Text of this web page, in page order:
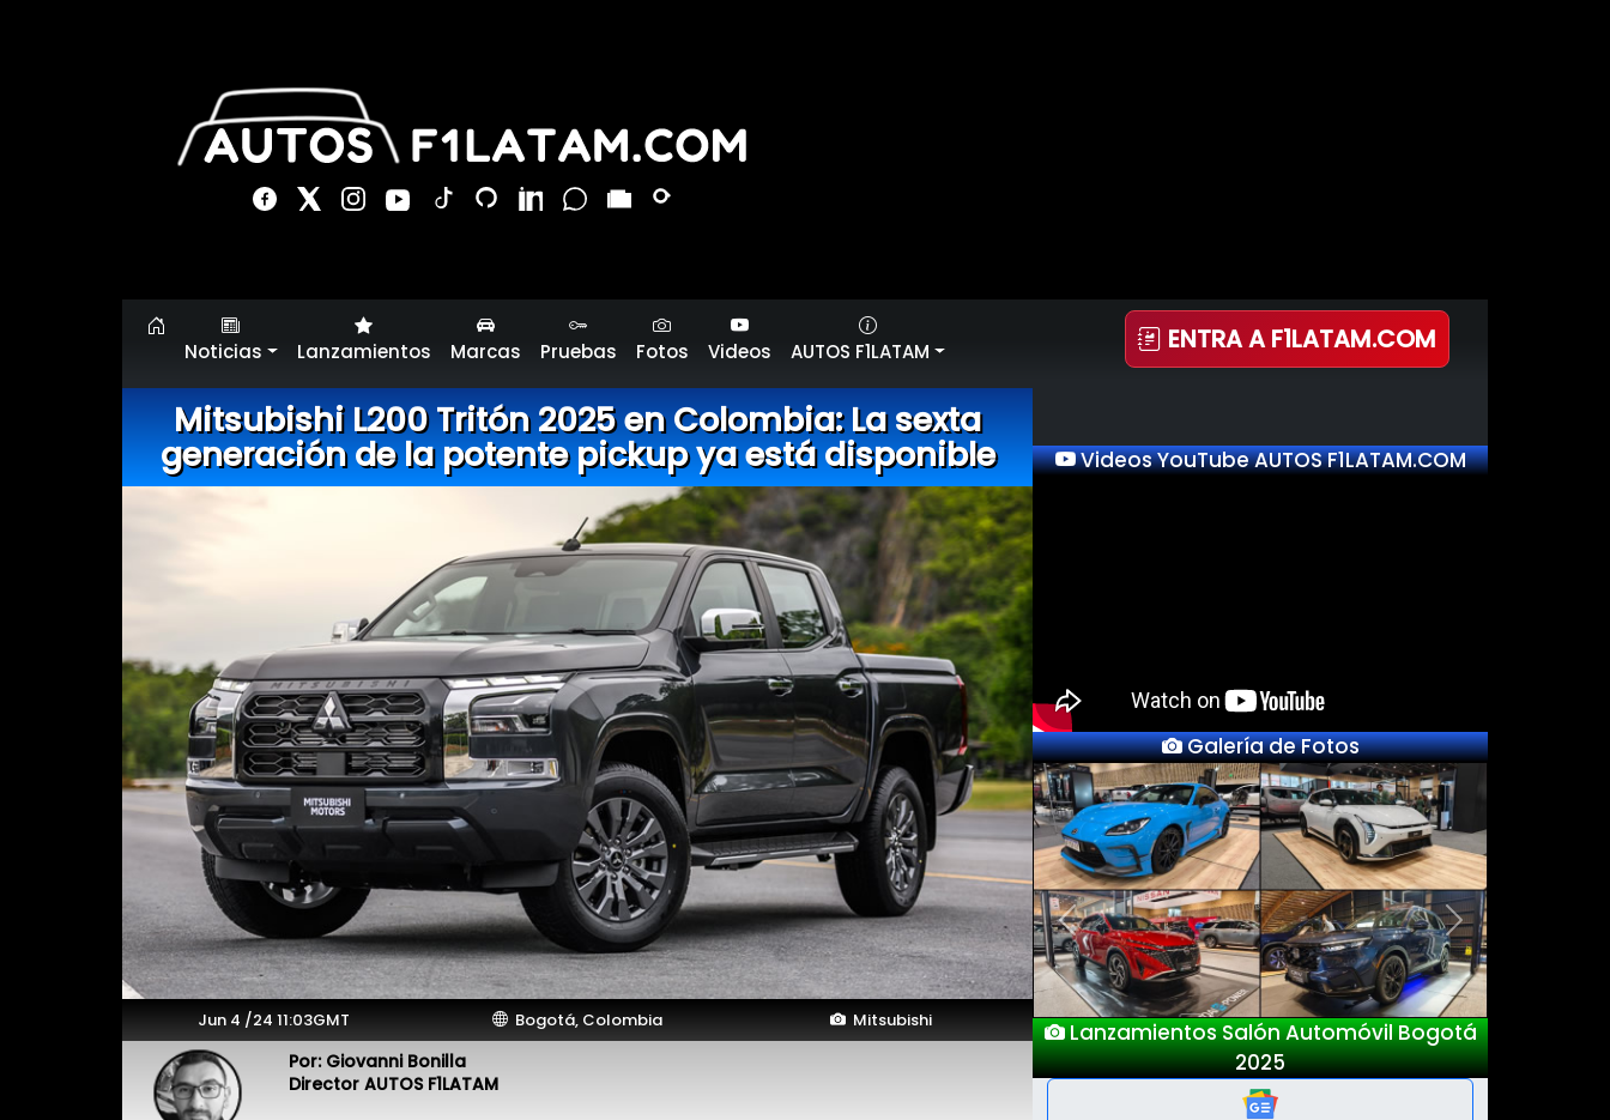
Noticias Lanzamientos Marcas Pruebas Fotos Videos AUTOS F1LATAM ENTRA A F1LATAM.COM
Mitsubishi L200 Tritón 2025 en Colombia: La sexta
generación de la potente pickup ya está disponible
Jun 4 /24 11:03GMT Bogotá, Colombia Mitsubishi
Por: Giovanni Bonilla
Director AUTOS F1LATAM
Videos YouTube AUTOS F1LATAM.COM
Galería de Fotos
Lanzamientos Salón Automóvil Bogotá
2025
Previous Next